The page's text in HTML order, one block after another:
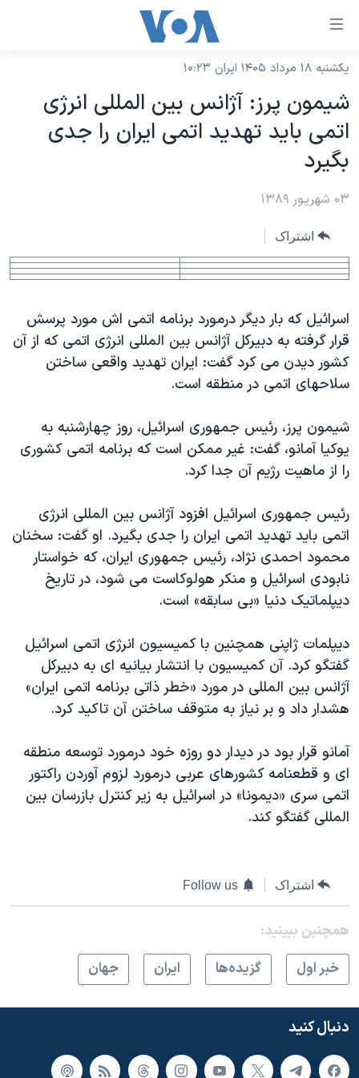
لینکهای
دسترسی
جهش
به
محتوای
اصلی
صفحه
جهش
جستجو
نسخه سبک وب‌سایت
موضوع ها
ایران
آمریکا
جهان
ورزشی
ویژه برنامه‌ها
ویدیوها
فرهنگ و زندگی
اقتصادی
علم و فناوری
گالری عکس
آرشیو پخش زنده
برنامه های تلویزیونی
جدول برنامه ها
صفحه‌های ویژه
جام جهانی ۲۰۲۶
۲۵۰سالگی آمریکا
بایگانی برنامه‌های تلویزیونی
مستندها
حمله جمهوری اسلامی به اسرائیل
رمز مهسا
اعتراضات زن، زندگی، آزادی
مجموعه مستندهای دادخواهی
تریبونال مردمی آبان ۹۸
دادگاه حمید نوری
قانون شفافیت دارائی کادر رهبری ایران
اعتراضات مردمی آبان ۹۸
اسرائیل در جنگ
نرگس محمدی برنده جایزه نوبل صلح
همایش محافظه‌کاران آمریکا «سی‌پک»
صفحه‌های ویژه
فرکانس‌های صدای آمریکا
یادگیری زبان انگلیسی
دنبال کنید
زبانهای مختلف
یکشنبه ۱۸ مرداد ۱۴۰۵ ایران ۱۰:۲۳
شيمون پرز: آژانس بين المللی انرژی
اتمی بايد تهديد اتمی ايران را جدی
بگيرد
۰۳ شهریور ۱۳۸۹
اشتراک
اسرائيل که بار ديگر درمورد برنامه اتمی اش مورد پرسش
قرار گرفته به دبيرکل آژانس بين المللی انرژی اتمی که از آن
کشور ديدن می کرد گفت: ايران تهديد واقعی ساختن
سلاحهای اتمی در منطقه است.
شيمون پرز، رئيس جمهوری اسرائيل، روز چهارشنبه به
يوکيا آمانو، گفت: غير ممکن است که برنامه اتمی کشوری
را از ماهيت رژيم آن جدا کرد.
رئيس جمهوری اسرائيل افزود آژانس بين المللی انرژی
اتمی بايد تهديد اتمی ايران را جدی بگيرد. او گفت: سخنان
محمود احمدی نژاد، رئيس جمهوری ايران، که خواستار
نابودی اسرائيل و منکر هولوکاست می شود، در تاريخ
ديپلماتيک دنيا «بی سابقه» است.
ديپلمات ژاپنی همچنين با کميسيون انرژی اتمی اسرائيل
گفتگو کرد. آن کميسيون با انتشار بيانيه ای به دبيرکل
آژانس بين المللی در مورد «خطر ذاتی برنامه اتمی ايران»
هشدار داد و بر نياز به متوقف ساختن آن تاکيد کرد.
آمانو قرار بود در ديدار دو روزه خود درمورد توسعه منطقه
ای و قطعنامه کشورهای عربی درمورد لزوم آوردن راکتور
اتمی سری «ديمونا» در اسرائيل به زير کنترل بازرسان بين
المللی گفتگو کند.
اشتراک Follow us
همچنبن ببینید:
خبر اول
گزيده‌ها ايران جهان
دنبال کنید